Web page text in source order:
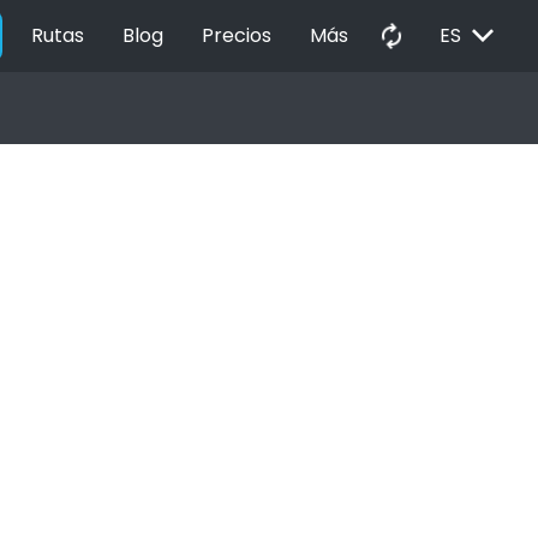
Rutas Blog Precios Más autorenew ES EXPAND_MORE